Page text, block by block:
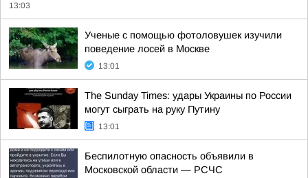
13:03
Ученые с помощью фотоловушек изучили
поведение лосей в Москве
13:01
The Sunday Times: удары Украины по России
могут сыграть на руку Путину
13:01
Беспилотную опасность объявили в
Московской области — РСЧС